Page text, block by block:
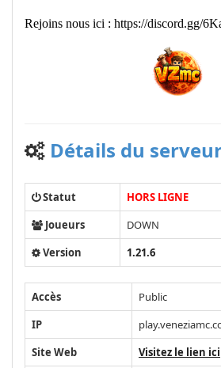
Rejoins nous ici : https://discord.gg/
Détails du
Statut
HORS LIGNE
Joueurs
DOWN
Version
1.21.6
Accès
Public
IP
Site Web
Visitez le lien ici